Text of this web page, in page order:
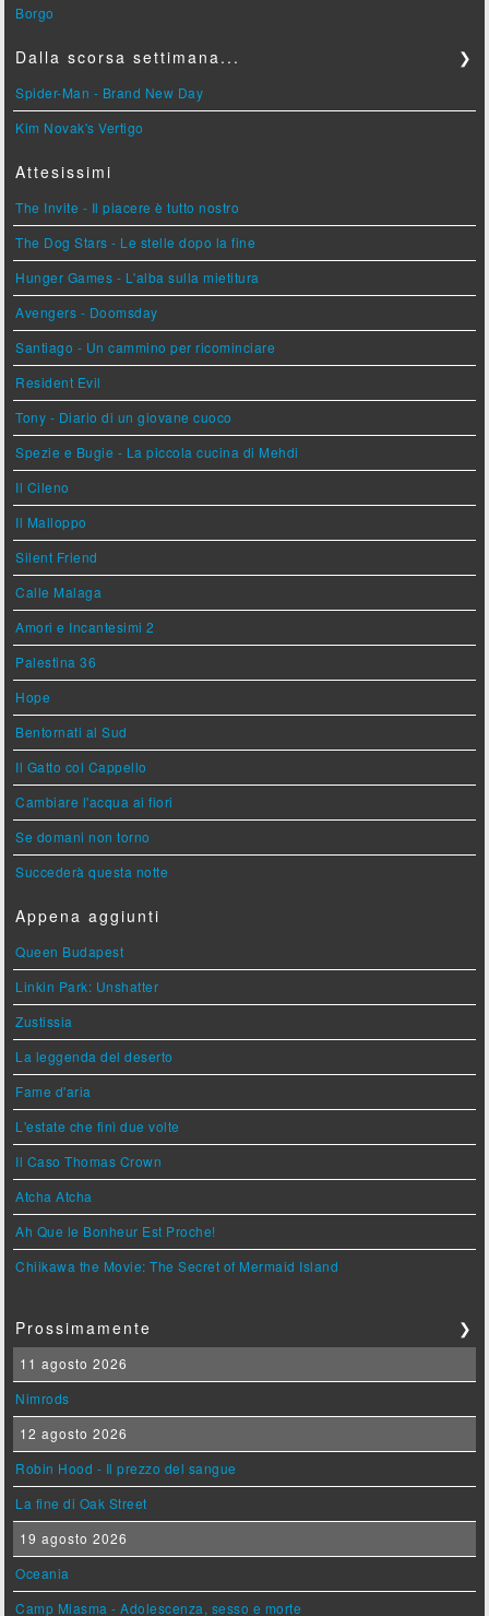
Borgo
Dalla scorsa settimana... ❯
Spider-Man - Brand New Day
Kim Novak's Vertigo
Attesissimi
The Invite - Il piacere è tutto nostro
The Dog Stars - Le stelle dopo la fine
Hunger Games - L'alba sulla mietitura
Avengers - Doomsday
Santiago - Un cammino per ricominciare
Resident Evil
Tony - Diario di un giovane cuoco
Spezie e Bugie - La piccola cucina di Mehdi
Il Cileno
Il Malloppo
Silent Friend
Calle Malaga
Amori e Incantesimi 2
Palestina 36
Hope
Bentornati al Sud
Il Gatto col Cappello
Cambiare l'acqua ai fiori
Se domani non torno
Succederà questa notte
Appena aggiunti
Queen Budapest
Linkin Park: Unshatter
Zustissia
La leggenda del deserto
Fame d'aria
L'estate che finì due volte
Il Caso Thomas Crown
Atcha Atcha
Ah Que le Bonheur Est Proche!
Chiikawa the Movie: The Secret of Mermaid Island
Prossimamente ❯
11 agosto 2026
Nimrods
12 agosto 2026
Robin Hood - Il prezzo del sangue
La fine di Oak Street
19 agosto 2026
Oceania
Camp Miasma - Adolescenza, sesso e morte